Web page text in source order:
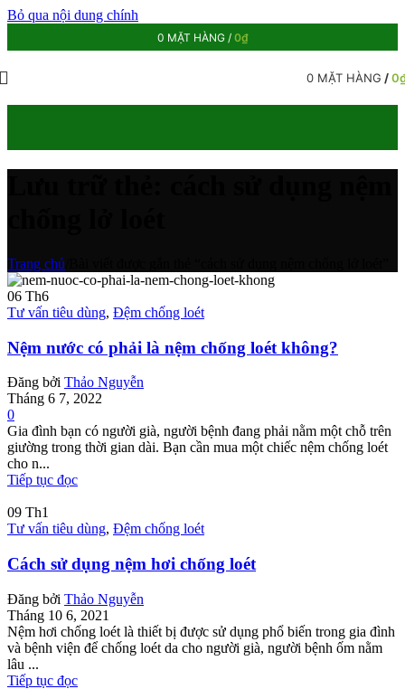
Bỏ qua nội dung chính
0 MẶT HÀNG / 0₫
0 MẶT HÀNG /0
Trang chủ
06 Th6
Tư vấn tiêu dùng, Đệm chống loét
Nệm nước có phải là nệm chống loét không?
Đăng bởi Thảo Nguyễn
Tháng 6 7, 2022
0
Gia đình bạn có người già, người bệnh đang phải nằm một chỗ trên
giường trong thời gian dài. Bạn cần mua một chiếc nệm chống loét
cho n...
Tiếp tục đọc
09 Th1
Tư vấn tiêu dùng, Đệm chống loét
Cách sử dụng nệm hơi chống loét
Đăng bởi Thảo Nguyễn
Tháng 10 6, 2021
Nệm hơi chống loét là thiết bị được sử dụng phổ biến trong gia đình
và bệnh viện để chống loét da cho người già, người bệnh ốm nằm
lâu ...
Tiếp tục đọc